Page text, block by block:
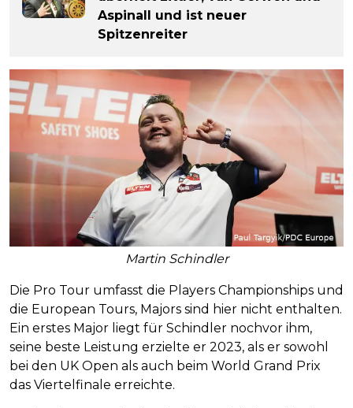
Aspinall und ist neuer
Spitzenreiter
Martin Schindler
Die Pro Tour umfasst die Players Championships und
die European Tours, Majors sind hier nicht enthalten.
Ein erstes Major liegt für Schindler nochvor ihm,
seine beste Leistung erzielte er 2023, als er sowohl
bei den UK Open als auch beim World Grand Prix
das Viertelfinale erreichte.